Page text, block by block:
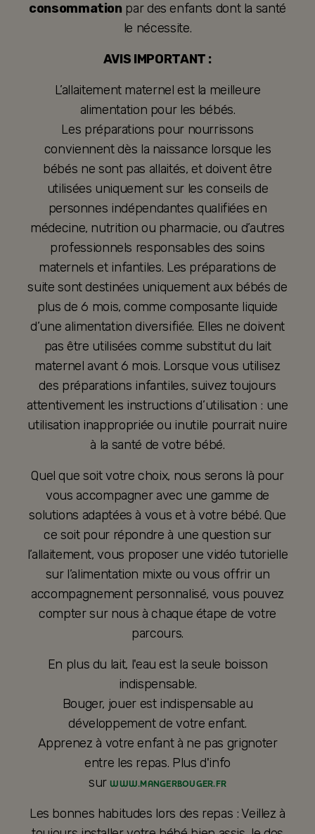
consommation par des enfants dont la santé
le nécessite.
AVIS IMPORTANT :
L’allaitement maternel est la meilleure
alimentation pour les bébés.
Les préparations pour nourrissons
conviennent dès la naissance lorsque les
bébés ne sont pas allaités, et doivent être
utilisées uniquement sur les conseils de
personnes indépendantes qualifiées en
médecine, nutrition ou pharmacie, ou d’autres
professionnels responsables des soins
maternels et infantiles. Les préparations de
suite sont destinées uniquement aux bébés de
plus de 6 mois, comme composante liquide
d’une alimentation diversifiée. Elles ne doivent
pas être utilisées comme substitut du lait
maternel avant 6 mois. Lorsque vous utilisez
des préparations infantiles, suivez toujours
attentivement les instructions d’utilisation : une
utilisation inappropriée ou inutile pourrait nuire
à la santé de votre bébé.
Quel que soit votre choix, nous serons là pour
vous accompagner avec une gamme de
solutions adaptées à vous et à votre bébé. Que
ce soit pour répondre à une question sur
l’allaitement, vous proposer une vidéo tutorielle
sur l’alimentation mixte ou vous offrir un
accompagnement personnalisé, vous pouvez
compter sur nous à chaque étape de votre
parcours.
En plus du lait, l'eau est la seule boisson
indispensable.
Bouger, jouer est indispensable au
développement de votre enfant.
Apprenez à votre enfant à ne pas grignoter
entre les repas. Plus d'info
surWWW.MANGERBOUGER.FR
Les bonnes habitudes lors des repas : Veillez à